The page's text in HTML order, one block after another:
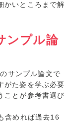
かいところまで解
ンプル論
サンプル論文で
がた姿を学ぶ必要
ことが参考書選び
含めれば過去16